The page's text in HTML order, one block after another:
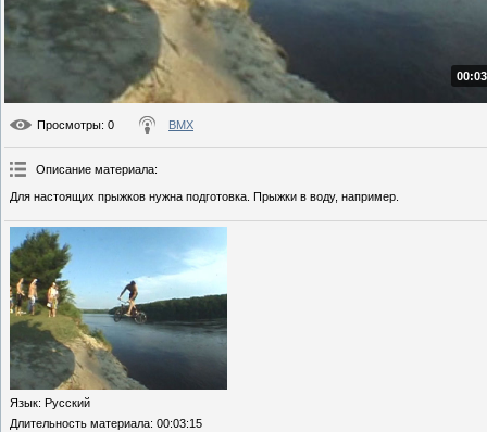
Просмотры: 0 BMX
Описание материала:
Для настоящих прыжков нужна подготовка. Прыжки в воду, например.
Язык: Русский
Длительность материала: 00:03:15